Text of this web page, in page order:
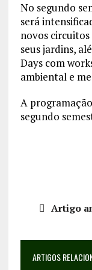
No segundo
será
novos circuitos
seus jardins,
Days com
ambiental e
A
segundo
Artigo
ARTIGOS